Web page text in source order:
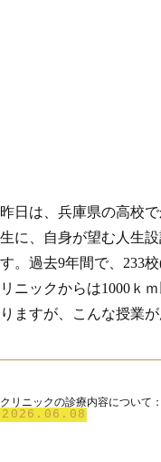
昨日は、兵庫県の高校
生に、自身が望む人生
す。過去9年間で、233
リニックからは1000ｋ
りますが、こんな授業
クリニックの診療内容について
2026.06.08